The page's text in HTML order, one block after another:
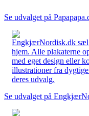
Se udvalget på
EngkjærNordisk.dk
hjem. Alle plakaterne
med eget design eller
illustrationer fra
deres udvalg.
Se udvalget på